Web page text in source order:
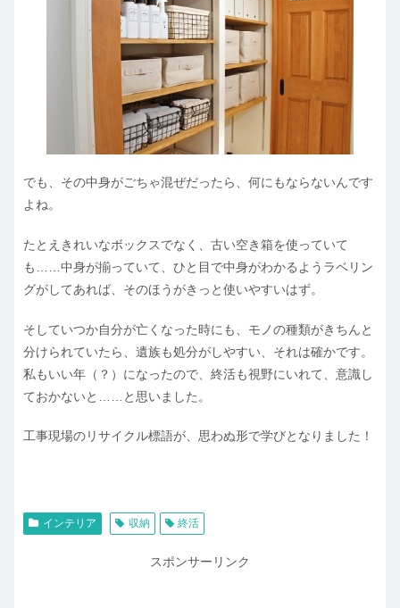
でも、その中身がごちゃ混ぜだったら、何にもならないんです
よね。
たとえきれいなボックスでなく、古い空き箱を使っていて
も……中身が揃っていて、ひと目で中身がわかるようラベリン
グがしてあれば、そのほうがきっと使いやすいはず。
そしていつか自分が亡くなった時にも、モノの種類がきちんと
分けられていたら、遺族も処分がしやすい、それは確かです。
私もいい年（？）になったので、終活も視野にいれて、意識し
ておかないと……と思いました。
工事現場のリサイクル標語が、思わぬ形で学びとなりました！
インテリア 収納 終活
スポンサーリンク